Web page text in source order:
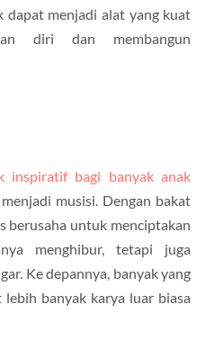
dapat menjadi alat yang kuat
diri dan membangun
inspiratif bagi banyak anak
musisi. Dengan bakat
berusaha untuk menciptakan
menghibur, tetapi juga
Ke depannya, banyak yang
banyak karya luar biasa